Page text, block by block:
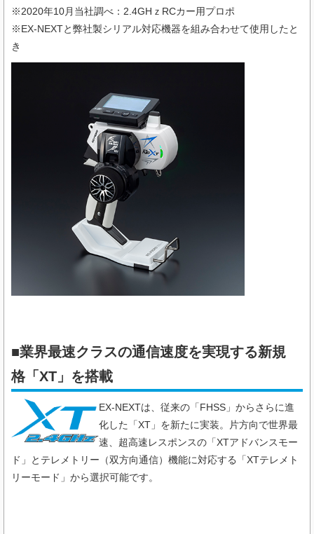
※2020年10月当社調べ：2.4GHｚRCカー用プロポ
※EX-NEXTと弊社製シリアル対応機器を組み合わせて使用したと
き
■業界最速クラスの通信速度を実現する新規
格「XT」を搭載
EX-NEXTは、従来の「FHSS」からさらに進
化した「XT」を新たに実装。片方向で世界最
速、超高速レスポンスの「XTアドバンスモー
ド」とテレメトリー（双方向通信）機能に対応する「XTテレメト
リーモード」から選択可能です。